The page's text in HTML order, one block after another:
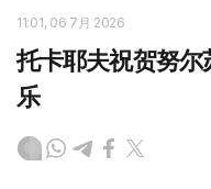
11:01, 06 7月 2026
托卡耶夫祝贺努尔
乐